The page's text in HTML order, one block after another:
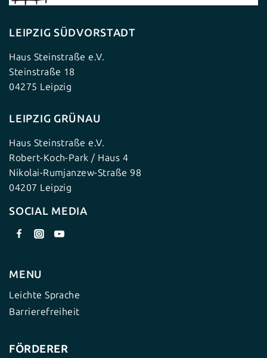
LEIPZIG SÜDVORSTADT
Haus Steinstraße e.V.
Steinstraße 18
04275 Leipzig
LEIPZIG GRÜNAU
Haus Steinstraße e.V.
Robert-Koch-Park / Haus 4
Nikolai-Rumjanzew-Straße 98
04207 Leipzig
SOCIAL MEDIA
MENU
Leichte Sprache
Barrierefreiheit
FÖRDERER